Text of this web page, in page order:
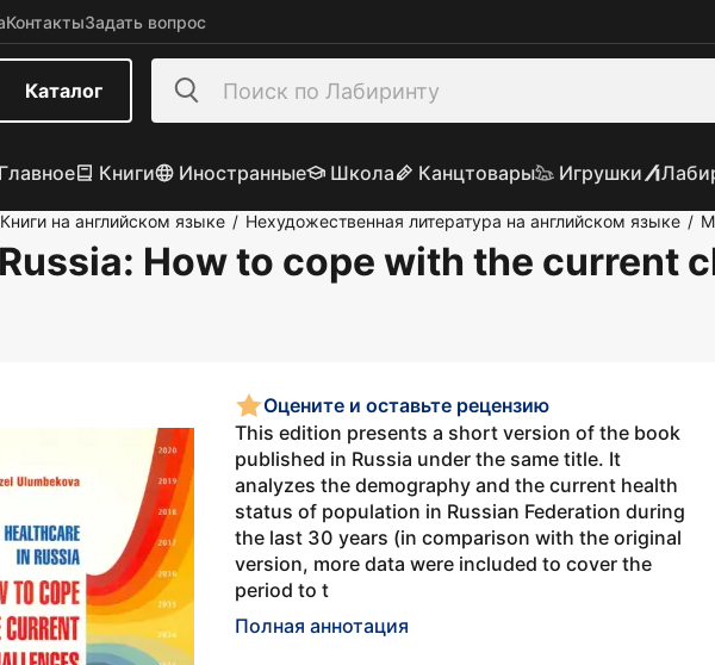
КонтактыЗадать вопрос
Каталог
Главное Книги Иностранные Школа Канцтовары Игрушки
Книги на английском языке / Нехудожественная литература на английском языке /
How to cope with the current
Оцените и оставьте рецензию
This edition presents a short version of the book
published in Russia under the same title. It
analyzes the demography and the current health
status of population in Russian Federation during
the last 30 years (in comparison with the original
version, more data were included to cover the
period to t
Полная аннотация